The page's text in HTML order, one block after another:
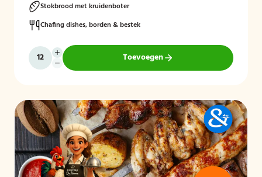
Stokbrood met kruidenboter
Chafing dishes, borden & bestek
Toevoegen